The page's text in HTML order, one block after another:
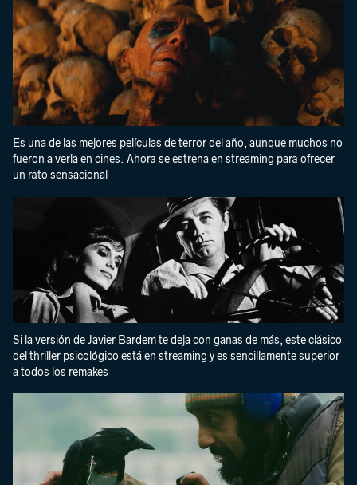
Es una de las mejores películas de terror del año, aunque muchos no
fueron a verla en cines. Ahora se estrena en streaming para ofrecer
un rato sensacional
Si la versión de Javier Bardem te deja con ganas de más, este clásico
del thriller psicológico está en streaming y es sencillamente superior
a todos los remakes